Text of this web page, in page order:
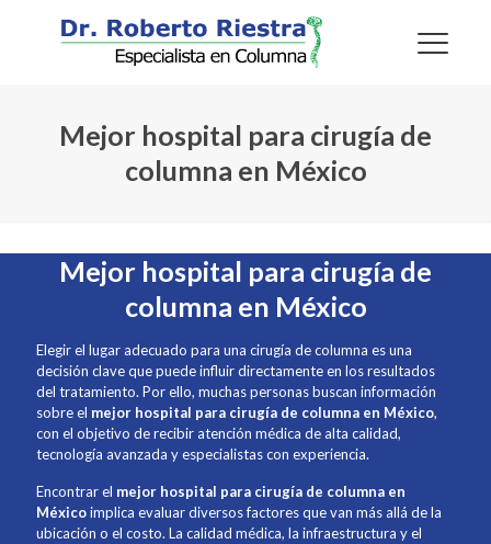
Mejor hospital para cirugía de
columna en México
Mejor hospital para cirugía de
columna en México
Elegir el lugar adecuado para una cirugía de columna es una
decisión clave que puede influir directamente en los resultados
del tratamiento. Por ello, muchas personas buscan información
sobre el mejor hospital para cirugía de columna en México,
con el objetivo de recibir atención médica de alta calidad,
tecnología avanzada y especialistas con experiencia.
Encontrar el mejor hospital para cirugía de columna en
Méxicoimplica evaluar diversos factores que van más allá de la
ubicación o el costo. La calidad médica, la infraestructura y el